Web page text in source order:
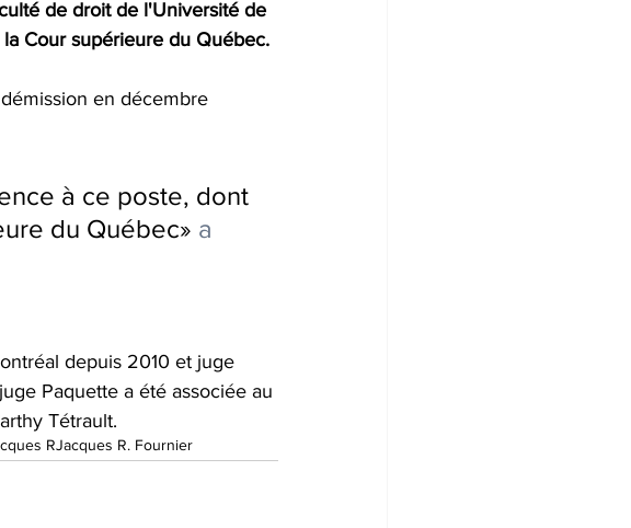
de droit de l'Université de
Cour supérieure du Québec.
en décembre
à ce poste, dont
du Québec» a
depuis 2010 et juge
Paquette a été associée au
Tétrault.
RJacques R. Fournier